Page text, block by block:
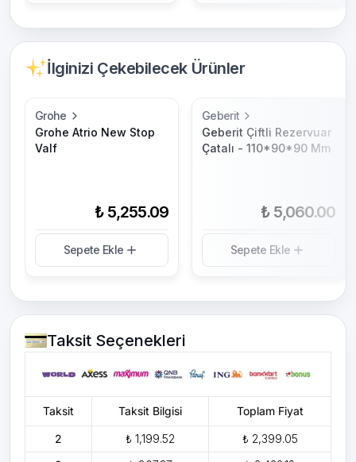
İlginizi Çekebilecek Ürünler
Grohe
Grohe Atrio New Stop
Valf
₺ 5,255.09
Sepete Ekle
Geberit
Geberit Çiftli Rezervuar
Çatalı - 110*90*90 Mm
₺ 5,060.00
Sepete Ekle
Taksit Seçenekleri
Taksit Taksit Bilgisi Toplam Fiyat
2 ₺ 1,199.52
₺ 2,399.05